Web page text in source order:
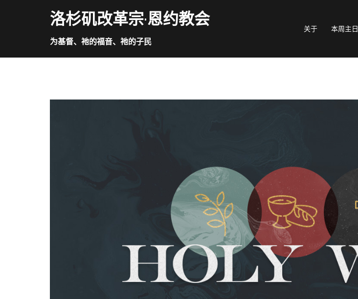
洛杉矶改革宗·恩约教会
为基督、祂的福音、祂的子民
关于 本周主日